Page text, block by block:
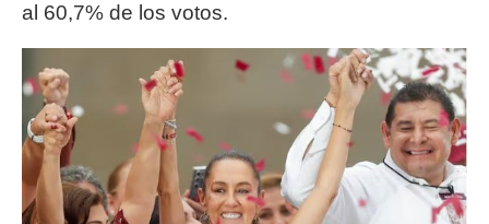
al 60,7% de los votos.